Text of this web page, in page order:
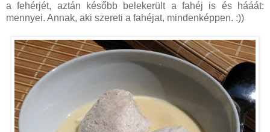
a fehérjét, aztán később belekerült a fahéj is és hááát:
mennyei. Annak, aki szereti a fahéjat, mindenképpen. :))